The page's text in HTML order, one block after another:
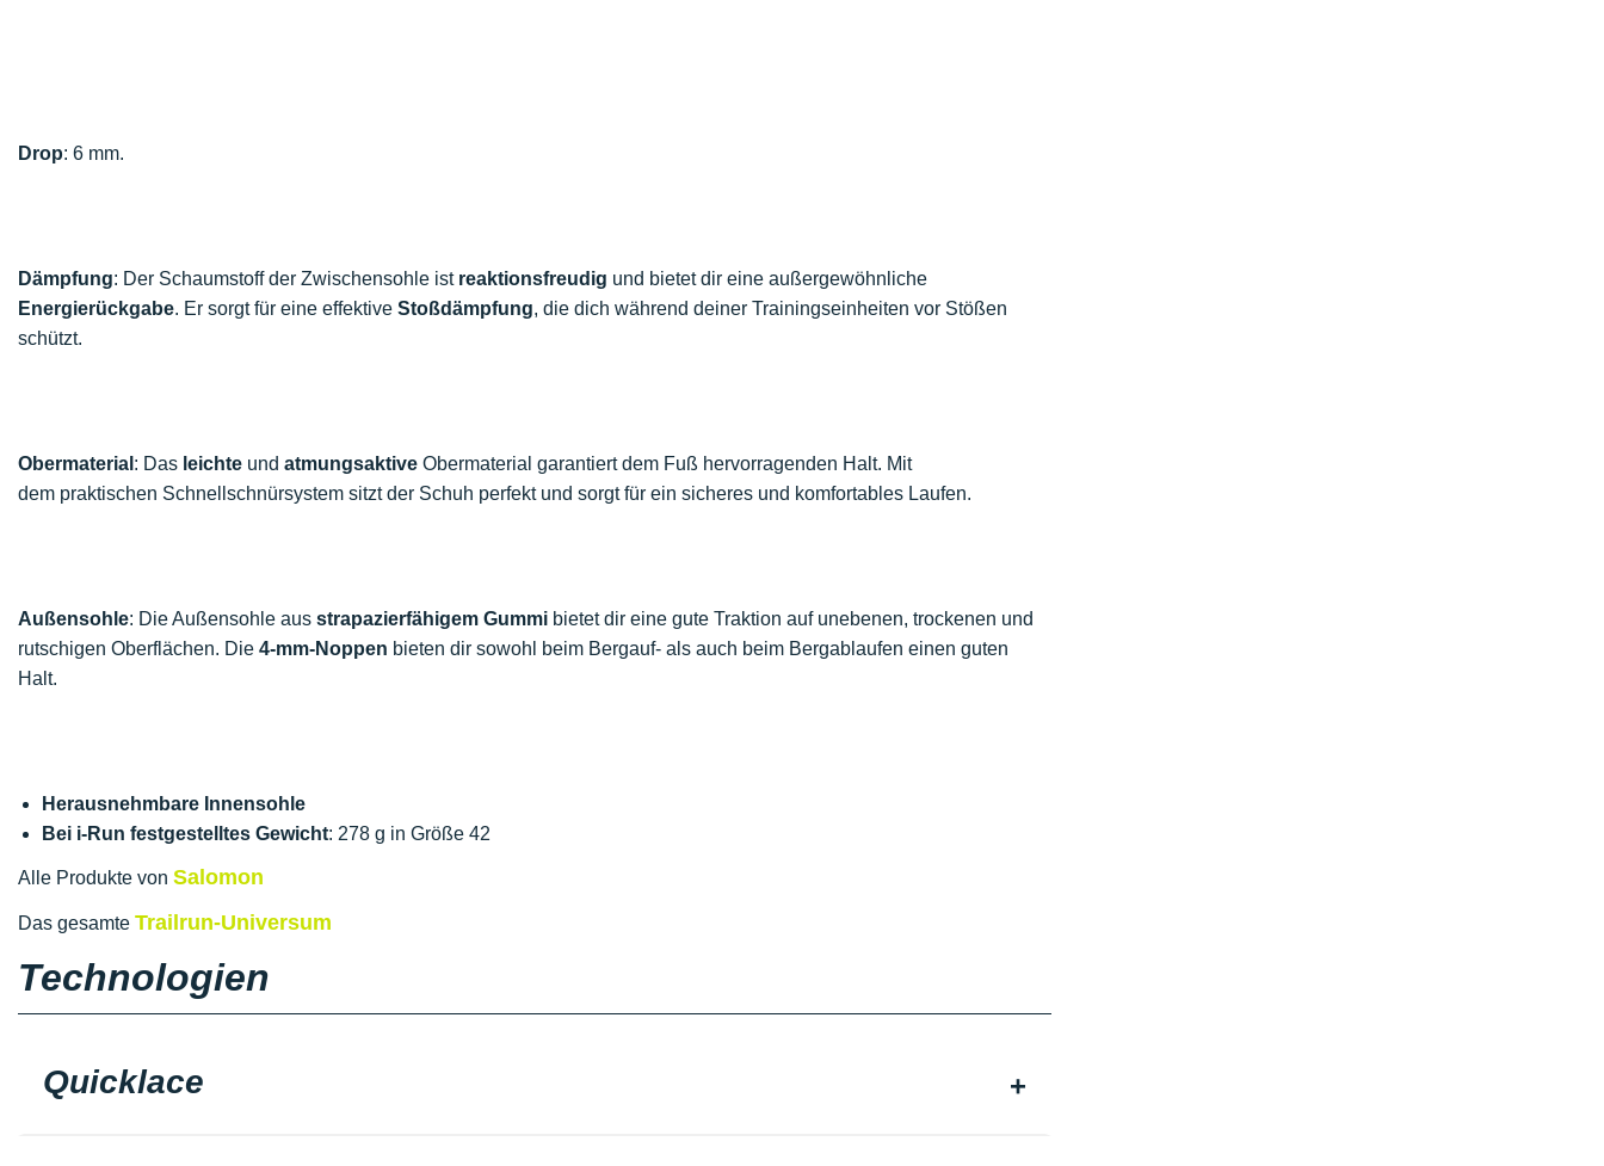
Drop: 6 mm.
Dämpfung: Der Schaumstoff der Zwischensohle ist reaktionsfreudig und bietet dir eine außergewöhnliche
Energierückgabe. Er sorgt für eine effektive Stoßdämpfung, die dich während deiner Trainingseinheiten vor Stößen
schützt.
Obermaterial : Das leichte und atmungsaktive Obermaterial garantiert dem Fuß hervorragenden Halt. Mit
dem praktischen Schnellschnürsystem sitzt der Schuh perfekt und sorgt für ein sicheres und komfortables Laufen.
Außensohle: Die Außensohle aus strapazierfähigem Gummi bietet dir eine gute Traktion auf unebenen, trockenen und
rutschigen Oberflächen. Die 4-mm-Noppen bieten dir sowohl beim Bergauf- als auch beim Bergablaufen einen guten
Halt.
Herausnehmbare Innensohle
Bei i-Run festgestelltes Gewicht: 278 g in Größe 42
Alle Produkte von Salomon
Das gesamte Trailrun-Universum
Technologien
Quicklace